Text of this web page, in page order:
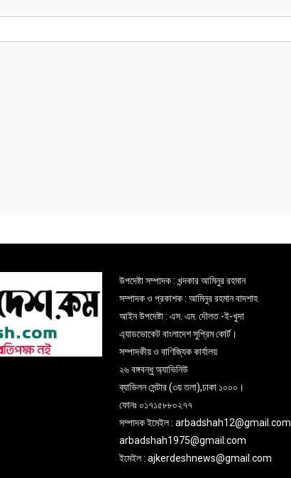
উপদেষ্টা সম্পাদক : খন্দকার আমিনুর রহমান
সম্পাদক ও প্রকাশক : আমিনুর রহমান বাদশাহ
আইন উপদেষ্টা : এস. এম. দৌলত -ই-খুদা
এ্যাডভোকেট বাংলাদেশ সুপ্রিম কোর্ট।
সম্পাদকীয় ও বাণিজ্যিক কার্যালয়
২৬ বঙ্গবন্ধু অ্যাভিনিউ
ব্যাভিলন সেন্টার (৩য় তলা),ঢাকা ১০০০।
ফোনঃ ০১৭১৫৮৮০২৭৭
সম্পাদক ইমেইল : arbadshah12@gmail.com
arbadshah1975@gmail.com
ইমেইল : ajkerdeshnews@gmail.com